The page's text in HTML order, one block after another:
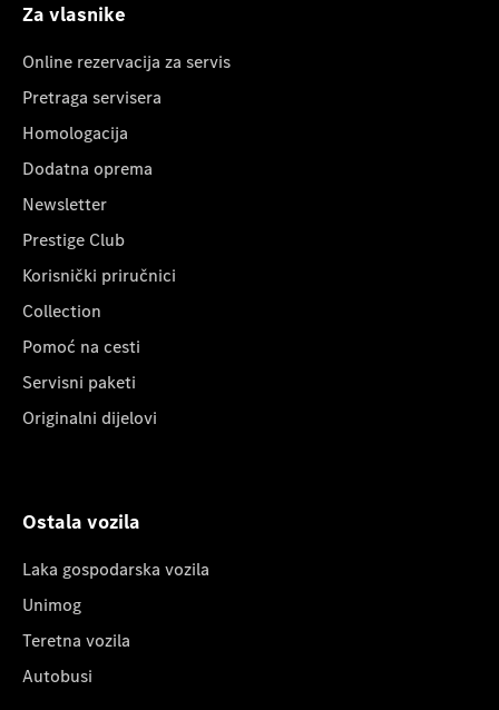
Za vlasnike
Online rezervacija za servis
Pretraga servisera
Homologacija
Dodatna oprema
Newsletter
Prestige Club
Korisnički priručnici
Collection
Pomoć na cesti
Servisni paketi
Originalni dijelovi
Ostala vozila
Laka gospodarska vozila
Unimog
Teretna vozila
Autobusi